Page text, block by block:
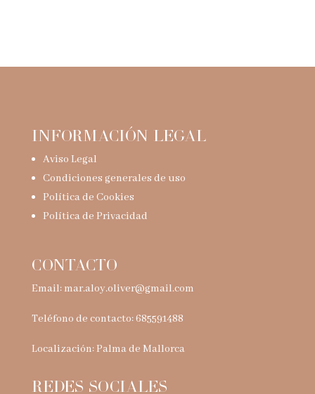
INFORMACIÓN LEGAL
Aviso Legal
Condiciones generales de uso
Política de Cookies
Política de Privacidad
CONTACTO
Email: mar.aloy.oliver@gmail.com
Teléfono de contacto: 685591488
Localización: Palma de Mallorca
REDES SOCIALES